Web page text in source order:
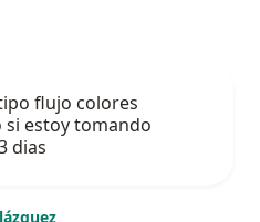
flujo colores
si estoy tomando
dias